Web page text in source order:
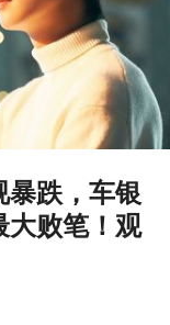
暴跌，车银
大败笔！观